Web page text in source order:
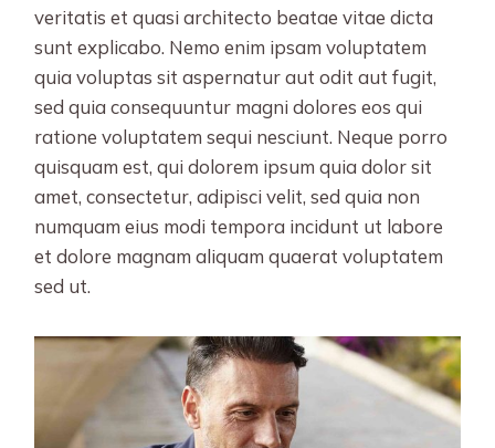
veritatis et quasi architecto beatae vitae dicta
sunt explicabo. Nemo enim ipsam voluptatem
quia voluptas sit aspernatur aut odit aut fugit,
sed quia consequuntur magni dolores eos qui
ratione voluptatem sequi nesciunt. Neque porro
quisquam est, qui dolorem ipsum quia dolor sit
amet, consectetur, adipisci velit, sed quia non
numquam eius modi tempora incidunt ut labore
et dolore magnam aliquam quaerat voluptatem
sed ut.